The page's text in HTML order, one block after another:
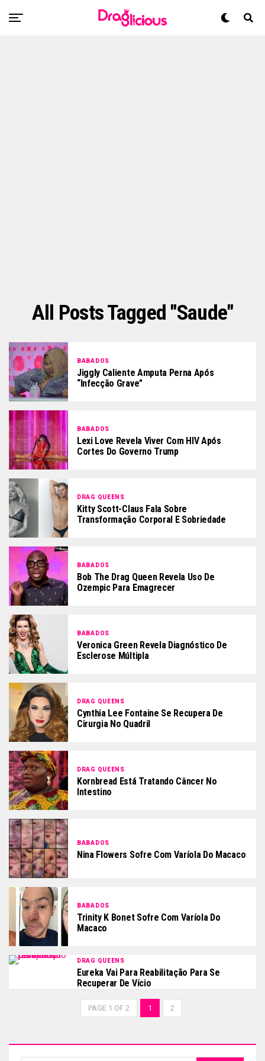
All Posts Tagged "saude"
BABADOS
Jiggly Caliente Amputa Perna Após
“infecção Grave”
BABADOS
Lexi Love Revela Viver Com HIV Após
Cortes Do Governo Trump
DRAG QUEENS
Kitty Scott-Claus Fala Sobre
Transformação Corporal E Sobriedade
BABADOS
Bob The Drag Queen Revela Uso De
Ozempic Para Emagrecer
BABADOS
Veronica Green Revela Diagnóstico De
Esclerose Múltipla
DRAG QUEENS
Cynthia Lee Fontaine Se Recupera De
Cirurgia No Quadril
DRAG QUEENS
Kornbread Está Tratando Câncer No
Intestino
BABADOS
Nina Flowers Sofre Com Varíola Do Macaco
BABADOS
Trinity K Bonet Sofre Com Varíola Do
Macaco
DRAG QUEENS
Eureka Vai Para Reabilitação Para Se
Recuperar De Vício
PAGE 1 OF 2 1 2